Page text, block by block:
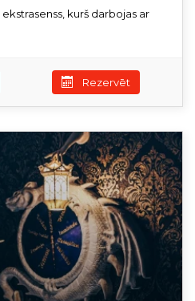
kurš darbojas ar
Rezervēt